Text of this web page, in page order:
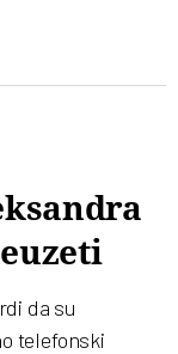
da su
telefonski